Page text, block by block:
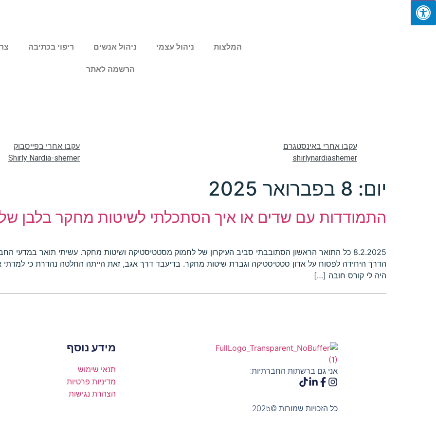
המלצות ניהול עצמי ניהול אנשים ריפוי בכתיבה
הרשמה לאתר
עקבו אחרי באינסטגרם
shirlynardiashemer
עקבו אחרי בפייסבוק
Shirly Nardia-shemer
יום: 8 בפברואר 2025
התמודדות עם שדים או איך הסתכלתי לשיטות מחקר בלבן של
8.2.2025 כל התואר הראשון הסתובבתי סביב העיקרון של לחמוק מסטטיסטיקה ושיטות מחקר. עשיתי תואר במדעי
הדרך היחידה לפסוח על אדון סטטיסטיקה וגברת שיטות מחקר. בדיעבד דרך אגב, זאת הייתה החלטה נהדרת כי למדתי
היה לי קורס חובה […]
אני גם ברשתות החברתיות:
מידע נוסף
תנאי שימוש
מדיניות פרטיות
הצהרת נגישות
כל הזכויות שמורות ©2025